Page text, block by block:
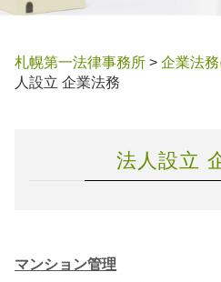
札幌第一法律事務所 > 企業法
人設立 企業法務
法人設立
マンション管理